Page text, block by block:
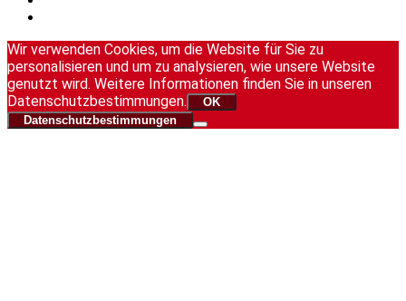
Wir verwenden Cookies, um die Website für Sie zu
personalisieren und um zu analysieren, wie unsere Website
genutzt wird. Weitere Informationen finden Sie in unseren
Datenschutzbestimmungen.
OK
Datenschutzbestimmungen